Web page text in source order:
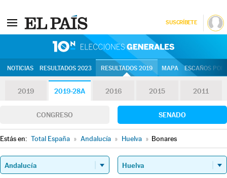
SUSCRÍBETE
NOTICIAS RESULTADOS 2023 RESULTADOS 2019 MAPA ESCAÑOS
2019 2019-28A 2016 2015 2011
CONGRESO SENADO
Estás en: Total España » Andalucía » Huelva » Bonares